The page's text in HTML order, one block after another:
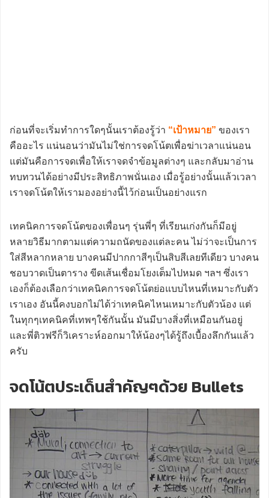
ก่อนที่จะเริ่มทำการใดๆนั้นเราต้องรู้ว่า “เป้าหมาย” ของเรา
คืออะไร แน่นอนว่ามันไม่ใช่การจดโน้ตเพื่อฆ่าเวลาแน่นอน
แต่มันคือการจดเพื่อให้เราจดจำข้อมูลต่างๆ และกลับมาอ่าน
ทบทวนได้อย่างมีประสิทธิภาพนั่นเอง เมื่อรู้อย่างนั้นแล้วเวลา
เราจดโน้ตให้เรามองอย่างนี้ไว้ก่อนเป็นอย่างแรก
เทคนิคการจดโน้ตของเพื่อนๆ รุ่นพี่ๆ ที่เรียนเก่งกันก็มีอยู่
หลายวิธีมากตามแต่ความถนัดของแต่ละคน ไม่ว่าจะเป็นการ
ใส่สีหลากหลาย บางคนมีปากกาสีๆเป็นสิบสีเลยทีเดียว บางคน
ชอบวาดเป็นตาราง ขีดเส้นเชื่อมโยงเต็มไปหมด ฯลฯ ซึ่งเรา
เองก็ต้องเลือกว่าเทคนิคการจดโน้ตย่อแบบไหนที่เหมาะกับตัว
เราเอง อันนี้คงบอกไม่ได้ว่าเทคนิคไหนเหมาะกับตัวน้อง แต่
ในทุกๆเทคนิคที่เทพๆใช้กันนั้น มันมีบางสิ่งที่เหมือนกันอยู่
และพี่ติวฟรีก็วิเคราะห์ออกมาให้น้องๆได้รู้ถึงเบื้องลึกกันแล้ว
ครับ
จดโน้ตประเด็นสำคัญๆด้วย Bullets